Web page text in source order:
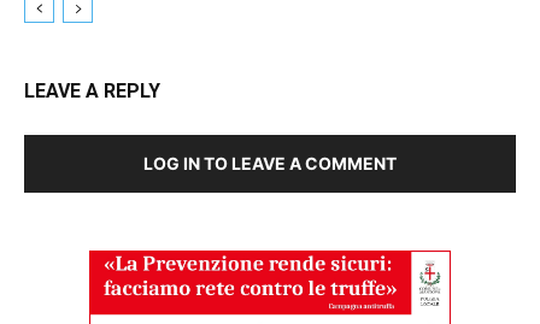
LEAVE A REPLY
LOG IN TO LEAVE A COMMENT